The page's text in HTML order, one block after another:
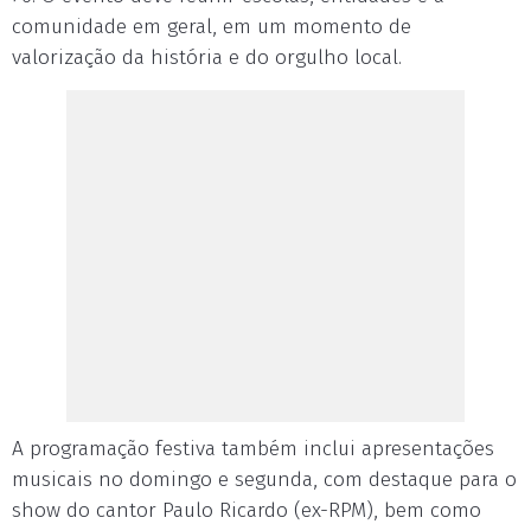
comunidade em geral, em um momento de
valorização da história e do orgulho local.
A programação festiva também inclui apresentações
musicais no domingo e segunda, com destaque para o
show do cantor Paulo Ricardo (ex-RPM), bem como